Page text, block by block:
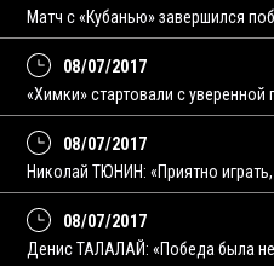
Матч с «Кубанью» завершился
08/07/2017
«Химки» стартовали с уверенной
08/07/2017
Николай ТЮНИН: «Приятно
08/07/2017
Денис ТАЛАЛАЙ: «Победа была